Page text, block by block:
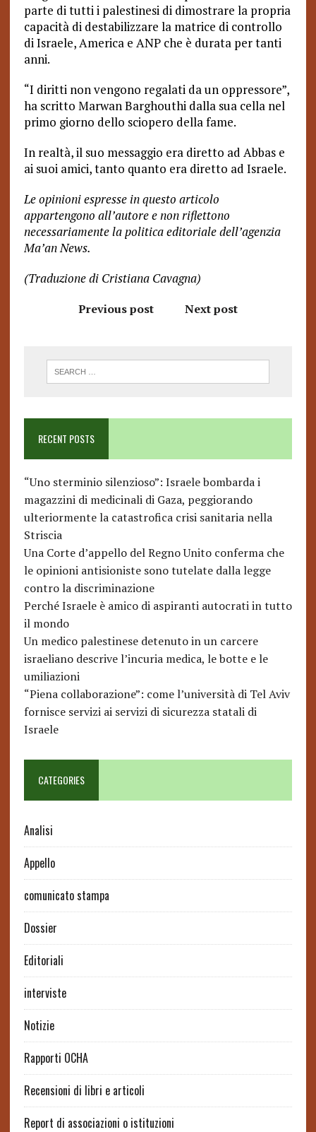
parte di tutti i palestinesi di dimostrare la propria
capacità di destabilizzare la matrice di controllo
di Israele, America e ANP che è durata per tanti
anni.
“I diritti non vengono regalati da un oppressore”,
ha scritto Marwan Barghouthi dalla sua cella nel
primo giorno dello sciopero della fame.
In realtà, il suo messaggio era diretto ad Abbas e
ai suoi amici, tanto quanto era diretto ad Israele.
Le opinioni espresse in questo articolo
appartengono all’autore e non riflettono
necessariamente la politica editoriale dell’agenzia
Ma’an News.
(Traduzione di Cristiana Cavagna)
Previous post Next post
RECENT POSTS
“Uno sterminio silenzioso”: Israele bombarda i
magazzini di medicinali di Gaza, peggiorando
ulteriormente la catastrofica crisi sanitaria nella
Striscia
Una Corte d’appello del Regno Unito conferma che
le opinioni antisioniste sono tutelate dalla legge
contro la discriminazione
Perché Israele è amico di aspiranti autocrati in tutto
il mondo
Un medico palestinese detenuto in un carcere
israeliano descrive l’incuria medica, le botte e le
umiliazioni
“Piena collaborazione”: come l’università di Tel Aviv
fornisce servizi ai servizi di sicurezza statali di
Israele
CATEGORIES
Analisi
Appello
comunicato stampa
Dossier
Editoriali
interviste
Notizie
Rapporti OCHA
Recensioni di libri e articoli
Report di associazioni o istituzioni